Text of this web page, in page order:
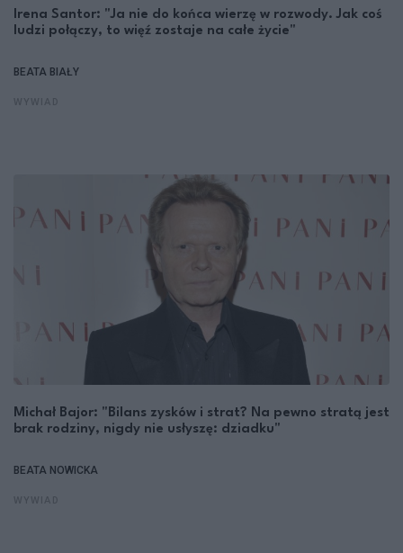
Irena Santor: "Ja nie do końca wierzę w rozwody. Jak coś
ludzi połączy, to więź zostaje na całe życie"
BEATA BIAŁY
Michał Bajor: "Bilans zysków i strat? Na pewno stratą jest
brak rodziny, nigdy nie usłyszę: dziadku"
BEATA NOWICKA